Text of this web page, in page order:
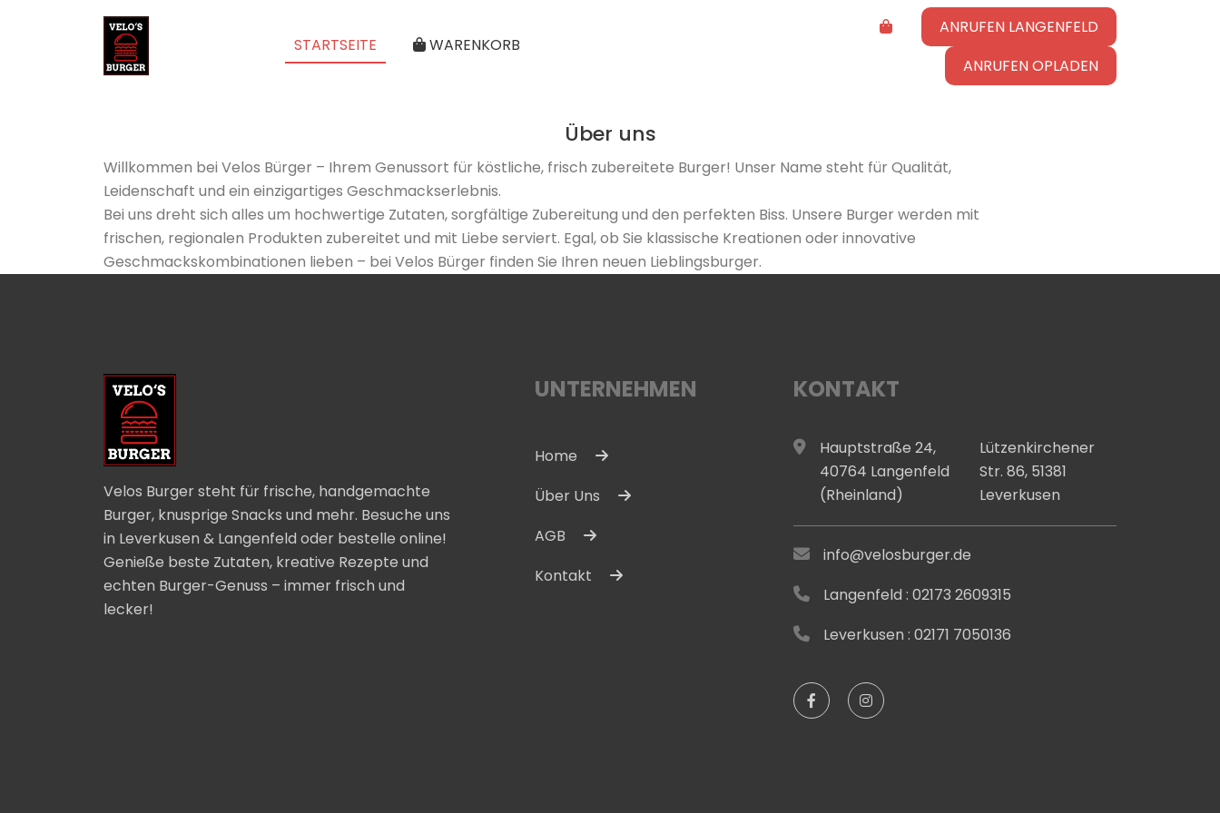
STARTSEITE WARENKORB
ANRUFEN LANGENFELD
ANRUFEN OPLADEN
Über uns
Willkommen bei Velos Bürger – Ihrem Genussort für köstliche, frisch zubereitete Burger! Unser Name steht für Qualität,
Leidenschaft und ein einzigartiges Geschmackserlebnis.
Bei uns dreht sich alles um hochwertige Zutaten, sorgfältige Zubereitung und den perfekten Biss. Unsere Burger werden mit
frischen, regionalen Produkten zubereitet und mit Liebe serviert. Egal, ob Sie klassische Kreationen oder innovative
Geschmackskombinationen lieben – bei Velos Bürger finden Sie Ihren neuen Lieblingsburger.
Velos Burger steht für frische, handgemachte
Burger, knusprige Snacks und mehr. Besuche uns
in Leverkusen & Langenfeld oder bestelle online!
Genieße beste Zutaten, kreative Rezepte und
echten Burger-Genuss – immer frisch und
lecker!
UNTERNEHMEN
Home
Über Uns
AGB
Kontakt
KONTAKT
Hauptstraße 24,
40764 Langenfeld
(Rheinland)
Lützenkirchener
Str. 86, 51381
Leverkusen
info@velosburger.de
Langenfeld : 02173 2609315
Leverkusen : 02171 7050136